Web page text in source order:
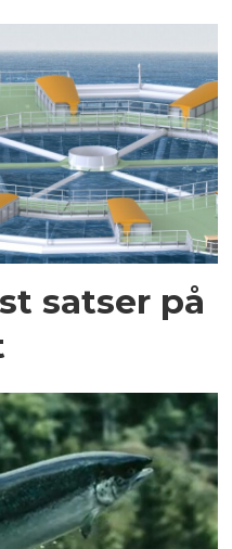
satser på